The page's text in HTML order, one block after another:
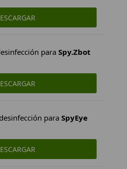
para Spy.Zbot
para SpyEye